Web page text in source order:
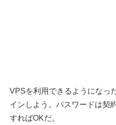
VPSを利用できるようになっ
インしよう。パスワードは契
すればOKだ。